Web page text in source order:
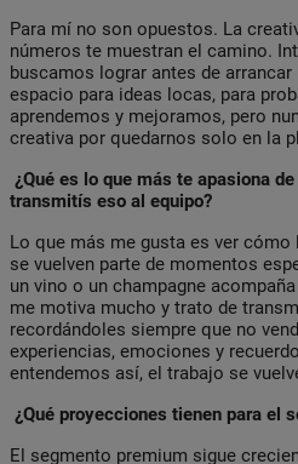
Para mí no son opuestos. La
números te muestran el camino.
buscamos lograr antes de
espacio para ideas locas, para
aprendemos y mejoramos, pero
creativa por quedarnos solo en la
¿Qué es lo que más te apasiona
transmitís eso al equipo?
Lo que más me gusta es ver
se vuelven parte de momentos
un vino o un champagne
me motiva mucho y trato de
recordándoles siempre que no
experiencias, emociones y
entendemos así, el trabajo se
¿Qué proyecciones tienen para el
El segmento premium sigue